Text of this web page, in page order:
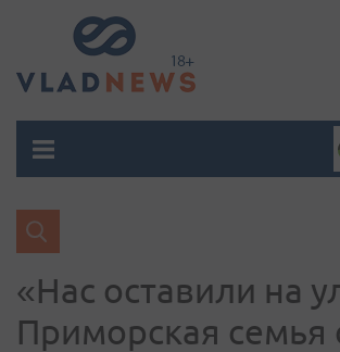
«Нас оставили на
Приморская семья